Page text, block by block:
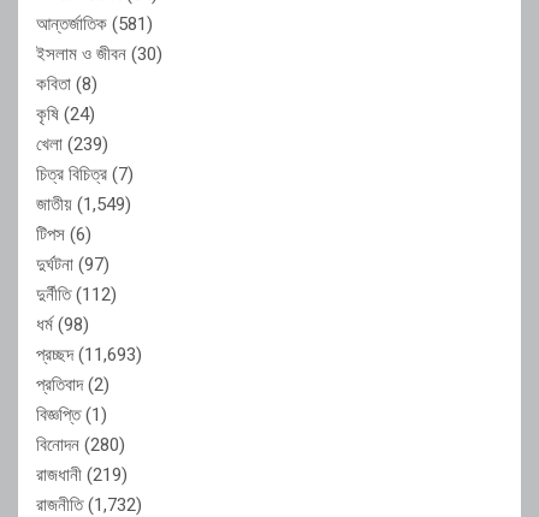
আন্তর্জাতিক (581)
ইসলাম ও জীবন (30)
কবিতা (8)
কৃষি (24)
খেলা (239)
চিত্র বিচিত্র (7)
জাতীয় (1,549)
টিপস (6)
দুর্ঘটনা (97)
দুর্নীতি(112)
ধর্ম(98)
প্রচ্ছদ(11,693)
প্রতিবাদ(2)
বিজ্ঞপ্তি(1)
বিনোদন (280)
রাজধানী (219)
রাজনীতি(1,732)